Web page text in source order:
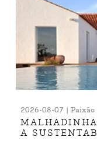
2026-08-07 | Paixão
A